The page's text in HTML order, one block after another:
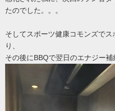
たのでした。。。
そしてスポーツ健康コモンズで
り、
その後にBBQで翌日のエナジー補